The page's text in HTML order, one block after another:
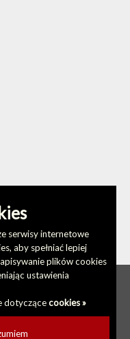
serwisy internetowe
aby spełniać lepiej
plików cookies
ustawienia
dotyczącecookies »